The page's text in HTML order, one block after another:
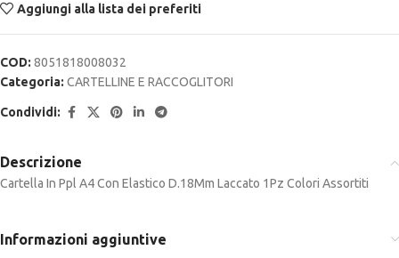
Aggiungi alla lista dei preferiti
COD: 8051818008032
Categoria: CARTELLINE E RACCOGLITORI
Condividi:
Descrizione
Cartella In Ppl A4 Con Elastico D.18Mm Laccato 1Pz Colori Assortiti
Informazioni aggiuntive